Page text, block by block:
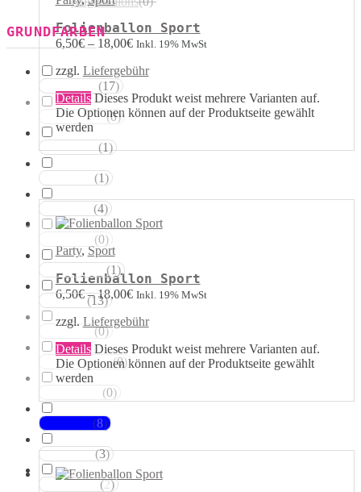
Folienballon Sport
6,50€– 18,00€ Inkl. 19% MwSt
zzgl. Liefergebühr
Details Dieses Produkt weist mehrere Varianten auf.
Die Optionen können auf der Produktseite gewählt
werden
Party, Sport
Folienballon Sport
6,50€–18,00€ Inkl. 19% MwSt
zzgl. Liefergebühr
Details Dieses Produkt weist mehrere Varianten auf.
Die Optionen können auf der Produktseite gewählt
werden
GRUNDFARBEN
(17)
Transparent (0)
Silbertöne (1)
(1)
(4)
(0)
Orangetöne (1)
Rottöne (13)
Rosatöne (0)
Magentatöne (0)
(0)
(8)
Grüntöne (3)
(2)